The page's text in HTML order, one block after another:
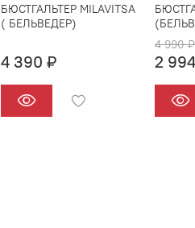
БЮСТГАЛЬТЕР MILAVITSA
( БЕЛЬВЕДЕР)
4 390 ₽
4 990 ₽
2